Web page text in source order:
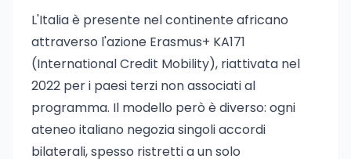
L'Italia è presente nel continente africano
attraverso l'azione Erasmus+ KA171
(International Credit Mobility), riattivata nel
2022 per i paesi terzi non associati al
programma. Il modello però è diverso: ogni
ateneo italiano negozia singoli accordi
bilaterali, spesso ristretti a un solo